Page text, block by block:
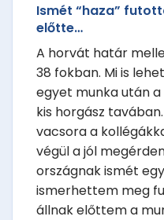
Ismét “haza”
előtte…
A horvát határ
38 fokban. Mi is
egyet munka után
kis horgász
vacsora a
végül a jól
országnak ismét
ismerhettem meg
állnak előttem a